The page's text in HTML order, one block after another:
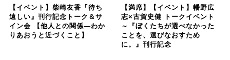
【イベント】柴崎友香『待ち
遠しい』刊行記念トーク＆サ
イン会 【他人との関係―わか
りあおうと近づくこと】
【満席】【イベント】幡野広
志×古賀史健 トークイベント
～『ぼくたちが選べなかった
ことを、選びなおすため
に。』刊行記念